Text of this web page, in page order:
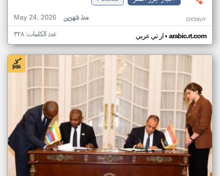
May 24, 2026
منذ شهرين OX58UY
ار تي عربي• arabic.rt.com عدد الكلمات: ٣٢٨